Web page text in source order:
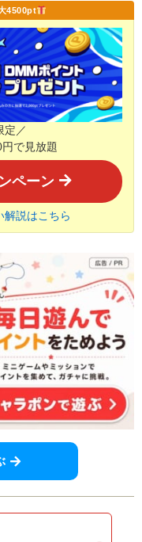
4500pt
定／
で見放題
ペーン
解説はこちら